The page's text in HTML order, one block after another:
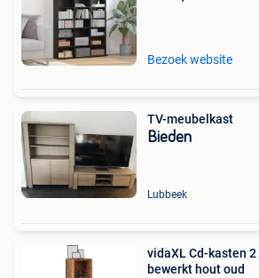
Bezoek website
TV-meubelkast
Bieden
Lubbeek
vidaXL Cd-kasten
bewerkt hout oud